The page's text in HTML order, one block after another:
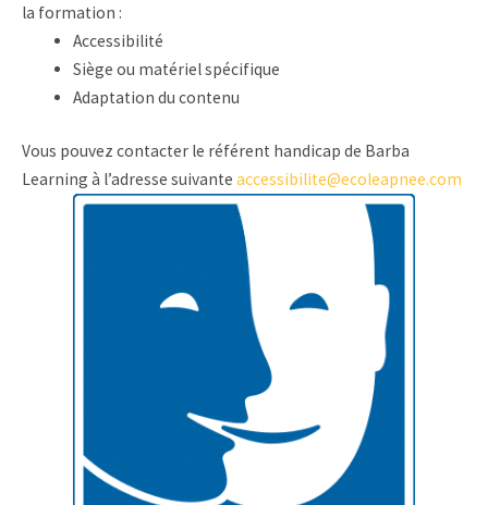
la formation :
Accessibilité
Siège ou matériel spécifique
Adaptation du contenu
Vous pouvez contacter le référent handicap de Barba
Learning à l’adresse suivante accessibilite@ecoleapnee.com